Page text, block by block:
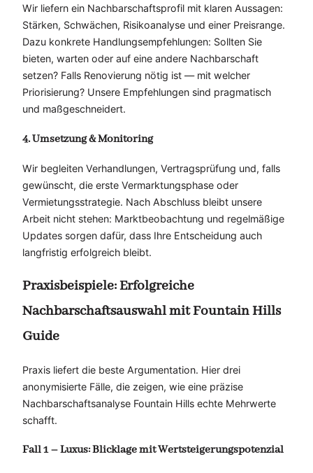
Wir liefern ein Nachbarschaftsprofil mit klaren Aussagen:
Stärken, Schwächen, Risikoanalyse und einer Preisrange.
Dazu konkrete Handlungsempfehlungen: Sollten Sie
bieten, warten oder auf eine andere Nachbarschaft
setzen? Falls Renovierung nötig ist — mit welcher
Priorisierung? Unsere Empfehlungen sind pragmatisch
und maßgeschneidert.
4. Umsetzung & Monitoring
Wir begleiten Verhandlungen, Vertragsprüfung und, falls
gewünscht, die erste Vermarktungsphase oder
Vermietungsstrategie. Nach Abschluss bleibt unsere
Arbeit nicht stehen: Marktbeobachtung und regelmäßige
Updates sorgen dafür, dass Ihre Entscheidung auch
langfristig erfolgreich bleibt.
Praxisbeispiele: Erfolgreiche
Nachbarschaftsauswahl mit Fountain Hills
Guide
Praxis liefert die beste Argumentation. Hier drei
anonymisierte Fälle, die zeigen, wie eine präzise
Nachbarschaftsanalyse Fountain Hills echte Mehrwerte
schafft.
Fall 1 – Luxus: Blicklage mit Wertsteigerungspotenzial